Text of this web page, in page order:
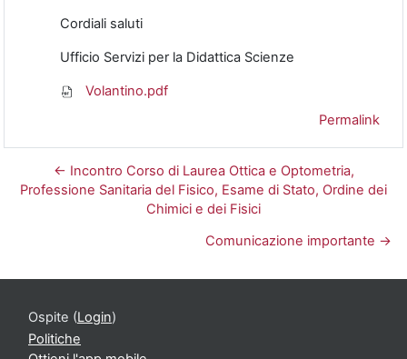
Cordiali saluti
Ufficio Servizi per la Didattica Scienze
Volantino.pdf
Permalink
← Incontro Corso di Laurea Ottica e Optometria,
Professione Sanitaria del Fisico, Esame di Stato, Ordine dei
Chimici e dei Fisici
Comunicazione importante →
Ospite (Login)
Politiche